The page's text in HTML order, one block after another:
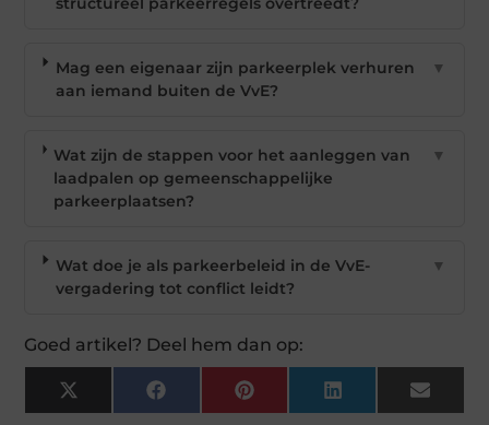
Mag een eigenaar zijn parkeerplek verhuren
aan iemand buiten de VvE?
▼
Wat zijn de stappen voor het aanleggen van
laadpalen op gemeenschappelijke
parkeerplaatsen?
▼
Wat doe je als parkeerbeleid in de VvE-
vergadering tot conflict leidt?
▼
Goed artikel? Deel hem dan op:
X
(Twitter)
Facebook Pinterest LinkedIn Email